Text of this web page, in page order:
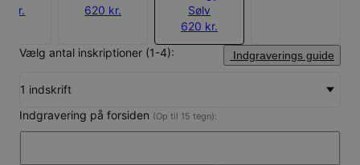
kr.
620 kr.
Sølv
620 kr.
Vælg antal inskriptioner (1-4): Indgraverings guide
1 indskrift
Indgravering på forsiden (Op til 15 tegn):